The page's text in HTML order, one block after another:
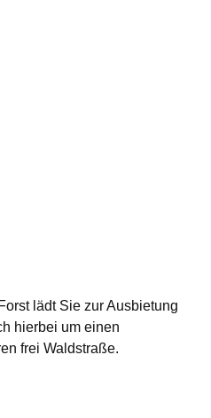
lädt Sie zur Ausbietung
hierbei um einen
frei Waldstraße.